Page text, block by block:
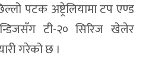
पटक अष्ट्रेलियामा टप एण्ड
टी-२० सिरिज खेलेर
गरेको छ ।